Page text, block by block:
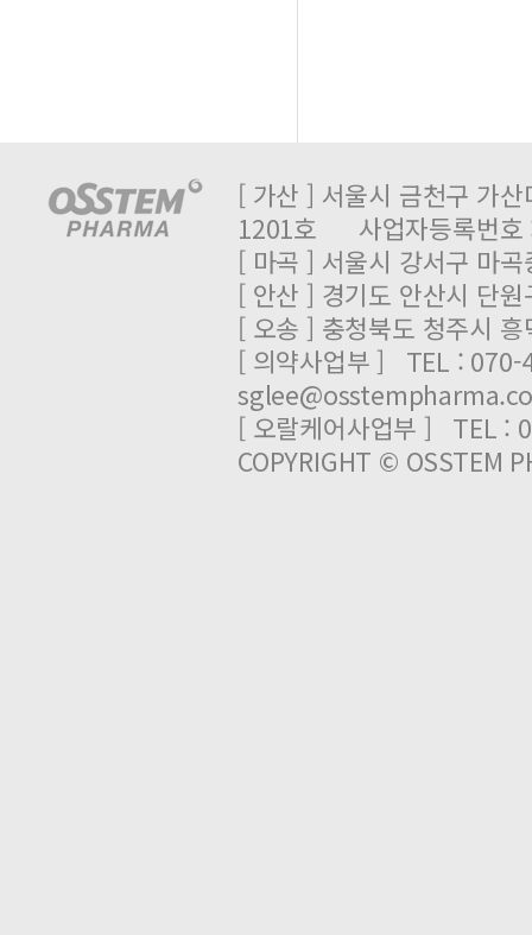
[ 가산 ] 서울시 금천구 가
1201호 사업자등록번
[ 마곡 ] 서울시 강서구 마
[ 안산 ] 경기도 안산시 단
[ 오송 ] 충청북도 청주시
[ 의약사업부 ] TEL :
[ 오랄케어사업부 ] TEL
COPYRIGHT © OSSTEM